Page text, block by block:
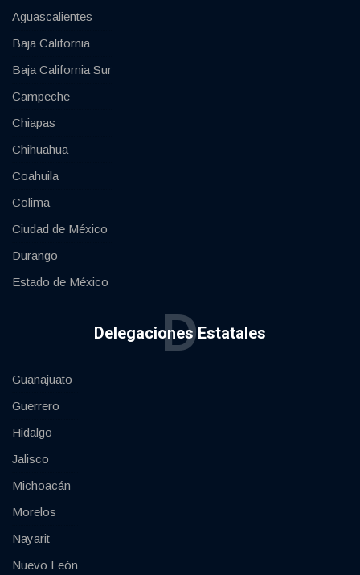
Aguascalientes
Baja California
Baja California Sur
Campeche
Chiapas
Chihuahua
Coahuila
Colima
Ciudad de México
Durango
Estado de México
Delegaciones Estatales
D
Guanajuato
Guerrero
Hidalgo
Jalisco
Michoacán
Morelos
Nayarit
Nuevo León